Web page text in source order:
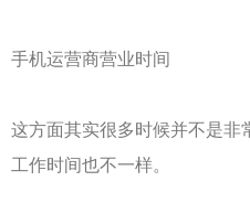
手机运营商营业时间
这方面其实很多时候并不是非
工作时间也不一样。